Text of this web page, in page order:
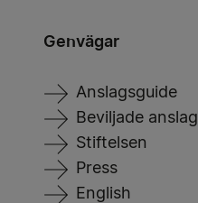
Genvägar
Anslagsguide
Beviljade anslag
Stiftelsen
Press
English